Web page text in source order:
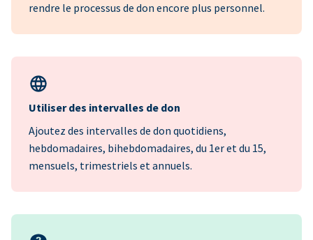
rendre le processus de don encore plus personnel.
Utiliser des intervalles de don
Ajoutez des intervalles de don quotidiens,
hebdomadaires, bihebdomadaires, du 1er et du 15,
mensuels, trimestriels et annuels.